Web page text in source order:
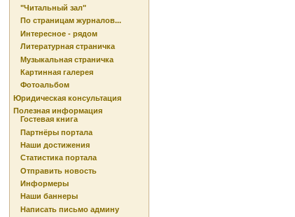
"Читальный зал"
По страницам журналов...
Интересное - рядом
Литературная страничка
Музыкальная страничка
Картинная галерея
Фотоальбом
Юридическая консультация
Полезная информация
Гостевая книга
Партнёры портала
Наши достижения
Статистика портала
Отправить новость
Информеры
Наши баннеры
Написать письмо админу